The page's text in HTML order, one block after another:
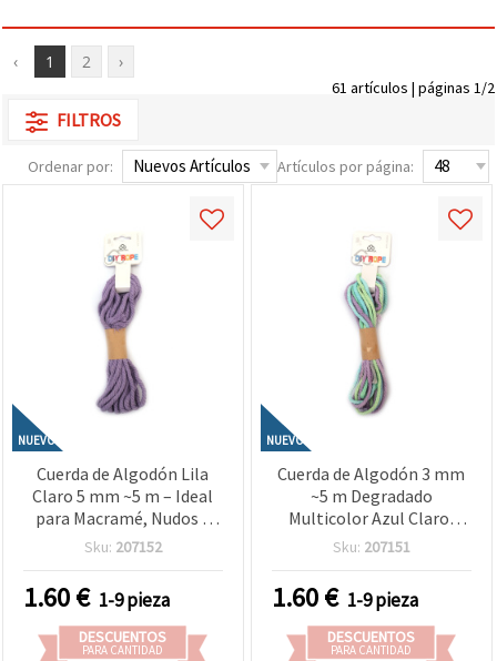
‹ 1 2 ›
61 artículos | páginas 1/2
FILTROS
Ordenar por: Artículos por página:
NUEVO
Cuerda de Algodón Lila
Claro 5 mm ~5 m – Ideal
para Macramé, Nudos y
Manualidades DIY
Sku: 207152
1.60€ 1-9 pieza
DESCUENTOS
PARA CANTIDAD
NUEVO
Cuerda de Algodón 3 mm
~5 m Degradado
Multicolor Azul Claro,
Menta y Lila Claro – Ideal
Manualidades DIY
Creativas
Sku: 207151
1.60€ 1-9 pieza
DESCUENTOS
PARA CANTIDAD